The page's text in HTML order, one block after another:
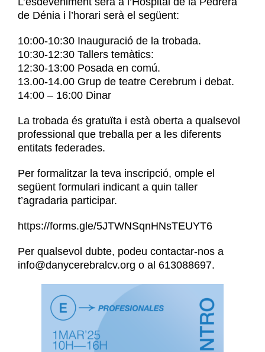
de Dénia i l’horari serà el següent:
10:00-10:30 Inauguració de la trobada.
10:30-12:30 Tallers temàtics:
12:30-13:00 Posada en comú.
13.00-14.00 Grup de teatre Cerebrum i debat.
14:00 – 16:00 Dinar
La trobada és gratuïta i està oberta a qualsevol
professional que treballa per a les diferents
entitats federades.
Per formalitzar la teva inscripció, omple el
següent formulari indicant a quin taller
t’agradaria participar.
https://forms.gle/5JTWNSqnHNsTEUYT6
Per qualsevol dubte, podeu contactar-nos a
info@danycerebralcv.org o al 613088697.